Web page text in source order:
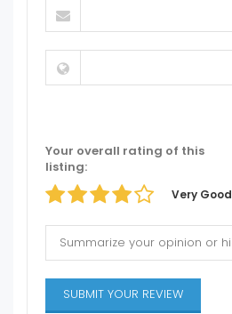
Your overall rating of this
listing:
Very Good